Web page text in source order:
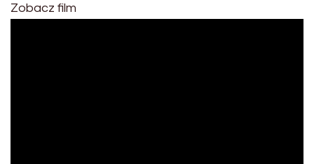
Zobacz film